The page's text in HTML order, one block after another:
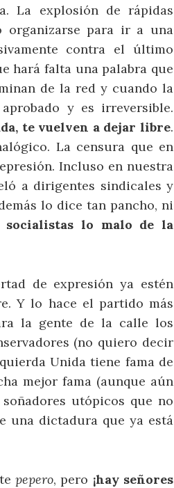
La explosión de rápidas
organizarse para ir a una
contra el último
hará falta una palabra que
de la red y cuando la
y es irreversible.
te vuelven a dejar libre.
La censura que en
Incluso en nuestra
a dirigentes sindicales y
lo dice tan pancho, ni
socialistas lo malo de la
de expresión ya estén
Y lo hace el partido más
la gente de la calle los
(no quiero decir
Unida tiene fama de
mejor fama (aunque aún
utópicos que no
una dictadura que ya está
pepero, pero ¡hay señores